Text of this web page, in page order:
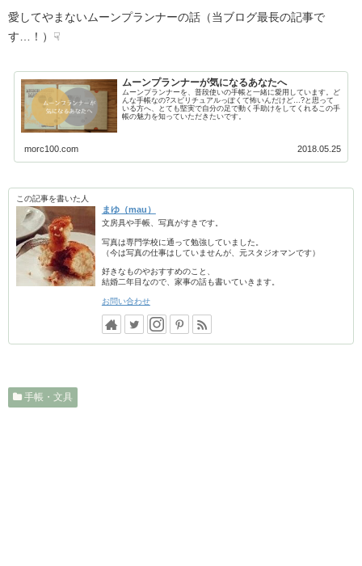
愛してやまないムーンプランナーの話（当ブログ最長の記事で
す…！）☟
ムーンプランナーが気になるあなたへ
ムーンプランナーを、普段使いの手帳と一緒に愛用しています。ど
んな手帳なの?スピリチュアルっぽくて怖いんだけど…?と思って
いる方へ、とても堅実で自分の足で動く手助けをしてくれるこの手
帳の魅力を知っていただきたいです。
morc100.com 2018.05.25
この記事を書いた人
まゆ（mau）
文房具や手帳、写真がすきです。
写真は専門学校に通って勉強していました。
（今は写真の仕事はしていませんが、元スタジオマンです）
好きなものやおすすめのこと、
結婚二年目なので、家事の話も書いていきます。
お問い合わせ
手帳・文具